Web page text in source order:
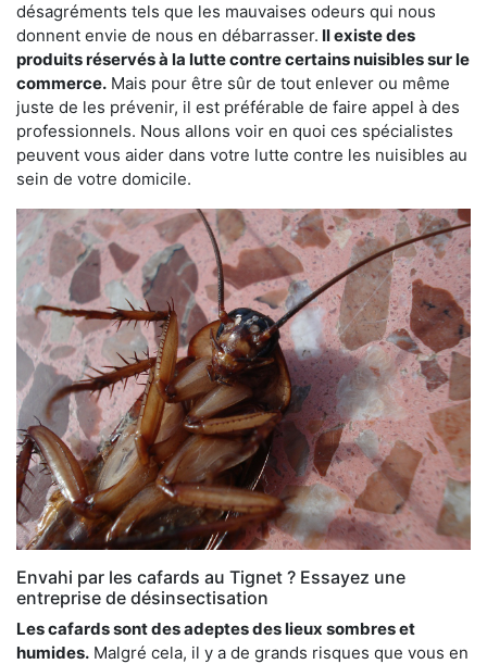
désagréments tels que les mauvaises odeurs qui nous
donnent envie de nous en débarrasser. Il existe des
produits réservés à la lutte contre certains nuisibles sur le
commerce. Mais pour être sûr de tout enlever ou même
juste de les prévenir, il est préférable de faire appel à des
professionnels. Nous allons voir en quoi ces spécialistes
peuvent vous aider dans votre lutte contre les nuisibles au
sein de votre domicile.
Envahi par les cafards au Tignet ? Essayez une
entreprise de désinsectisation
Les cafards sont des adeptes des lieux sombres et
humides. Malgré cela, il y a de grands risques que vous en